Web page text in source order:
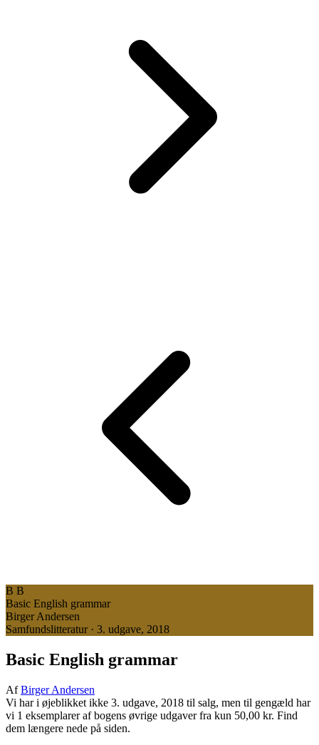
B B
Basic English grammar
Birger Andersen
Samfundslitteratur · 3. udgave, 2018
Basic English grammar
AfBirger Andersen
Vi har i øjeblikket ikke 3. udgave, 2018 til salg, men til gengæld har
vi 1 eksemplarer af bogens øvrige udgaver fra kun 50,00 kr. Find
dem længere nede på siden.